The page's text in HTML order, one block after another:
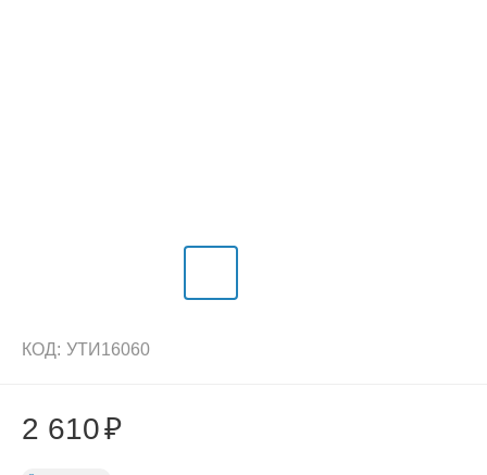
КОД: УТИ16060
2 610₽